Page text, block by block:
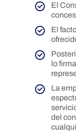
El
El
lo
La
del